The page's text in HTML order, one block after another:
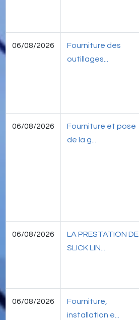
06/08/2026
Fourniture des
outillages...
06/08/2026
Fourniture et pose
de la g...
06/08/2026
LA PRESTATION DE
SLICK LIN...
06/08/2026
Fourniture,
installation e...